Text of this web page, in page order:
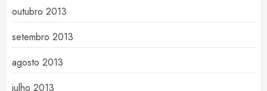
outubro 2013
setembro 2013
agosto 2013
julho 2013